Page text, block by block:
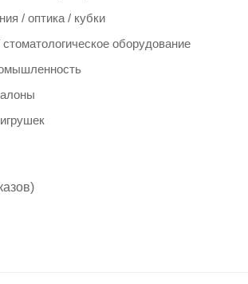
/ оптика / кубки
оборудование